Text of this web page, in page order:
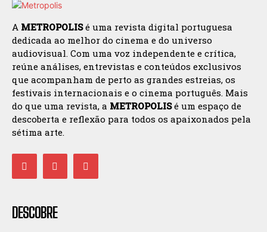
A METROPOLISé uma revista digital portuguesa
dedicada ao melhor do cinema e do universo
audiovisual. Com uma voz independente e crítica,
reúne análises, entrevistas e conteúdos exclusivos
que acompanham de perto as grandes estreias, os
festivais internacionais e o cinema português. Mais
do que uma revista, a METROPOLISé um espaço de
descoberta e reflexão para todos os apaixonados pela
sétima arte.
DESCOBRE